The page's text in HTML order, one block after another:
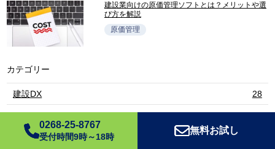
建設業向けの原価管理ソフトとは？メリットや選
び方を解説
原価管理
カテゴリー
建設DX 28
AIOCR 14
Excel変換
0268-25-8767
受付時間9時～18時
無料お試し